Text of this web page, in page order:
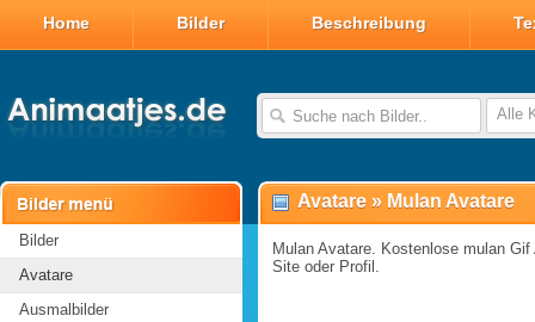
Home Bilder Beschreibung
Alle
Bilder
Avatare
Ausmalbilder
Avatare » Mulan Avatare
Mulan Avatare. Kostenlose mulan
Site oder Profil.